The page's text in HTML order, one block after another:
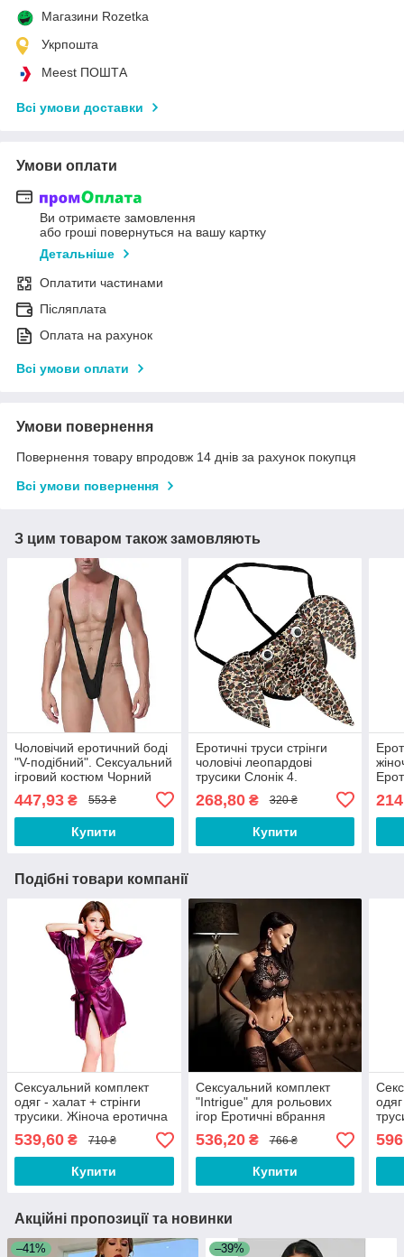
Магазини Rozetka
Укрпошта
Meest ПОШТА
Всі умови доставки
Умови оплати
Ви отримаєте замовлення
або гроші повернуться на вашу картку
Детальніше
Оплатити частинами
Післяплата
Оплата на рахунок
Всі умови оплати
Умови повернення
Повернення товару впродовж 14 днів за рахунок покупця
Всі умови повернення
З цим товаром також замовляють
Чоловічий еротичний боді
"V-подібний". Сексуальний
ігровий костюм Чорний
447,93 ₴ 553 ₴
Купити
Еротичні труси стрінги
чоловічі леопардові
трусики Слонік 4.
268,80₴ 320 ₴
Купити
Подібні товари компанії
Сексуальний комплект
одяг - халат + стрінги
трусики. Жіноча еротична
білизна Фіолетовий
539,60 ₴ 710 ₴
Купити
Сексуальний комплект
"Intrigue" для рольових
ігор Еротичні вбрання
Еротична білизна жіноча
536,20₴ 766 ₴
Купити
Акційні пропозиції та новинки
–41% –39%